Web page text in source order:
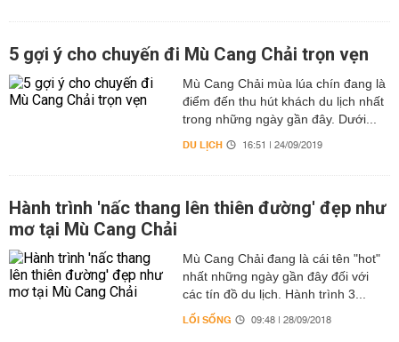
5 gợi ý cho chuyến đi Mù Cang Chải trọn vẹn
Mù Cang Chải mùa lúa chín đang là
điểm đến thu hút khách du lịch nhất
trong những ngày gần đây. Dưới...
DU LỊCH 16:51 | 24/09/2019
Hành trình 'nấc thang lên thiên đường' đẹp như
mơ tại Mù Cang Chải
Mù Cang Chải đang là cái tên "hot"
nhất những ngày gần đây đối với
các tín đồ du lịch. Hành trình 3...
LỐI SỐNG 09:48 | 28/09/2018